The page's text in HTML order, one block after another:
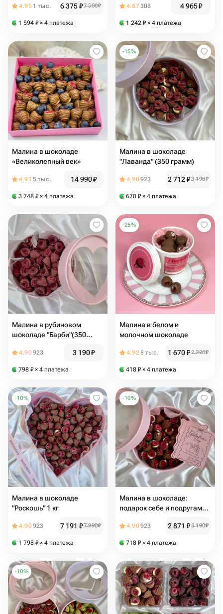
4.95 1 тыс. 6 375₽7 500₽
1 594 ₽ × 4 платежа
4.67308 4 965₽
1 242 ₽ × 4 платежа
Малина в шоколаде
«Великолепный век»
4.91 5 тыс. 14 990₽
3 748 ₽ × 4 платежа
-15%
Малина в шоколаде
"Лаванда" (350 грамм)
4.90923 2 712₽3 190₽
678 ₽ × 4 платежа
Малина в рубиновом
шоколаде "Барби"(350
4.90923 3 190₽
798 ₽ × 4 платежа
-25%
Малина в белом и
молочном шоколаде
4.928 тыс. 1 670₽2 226₽
418 ₽ × 4 платежа
-10%
Малина в шоколаде
"Роскошь" 1 кг
4.90923 7 191 ₽7 990₽
1 798 ₽ × 4 платежа
-10%
Малина в шоколаде:
подарок себе и подругам
4.90923 2 871 ₽3 190₽
718 ₽ × 4 платежа
-10%